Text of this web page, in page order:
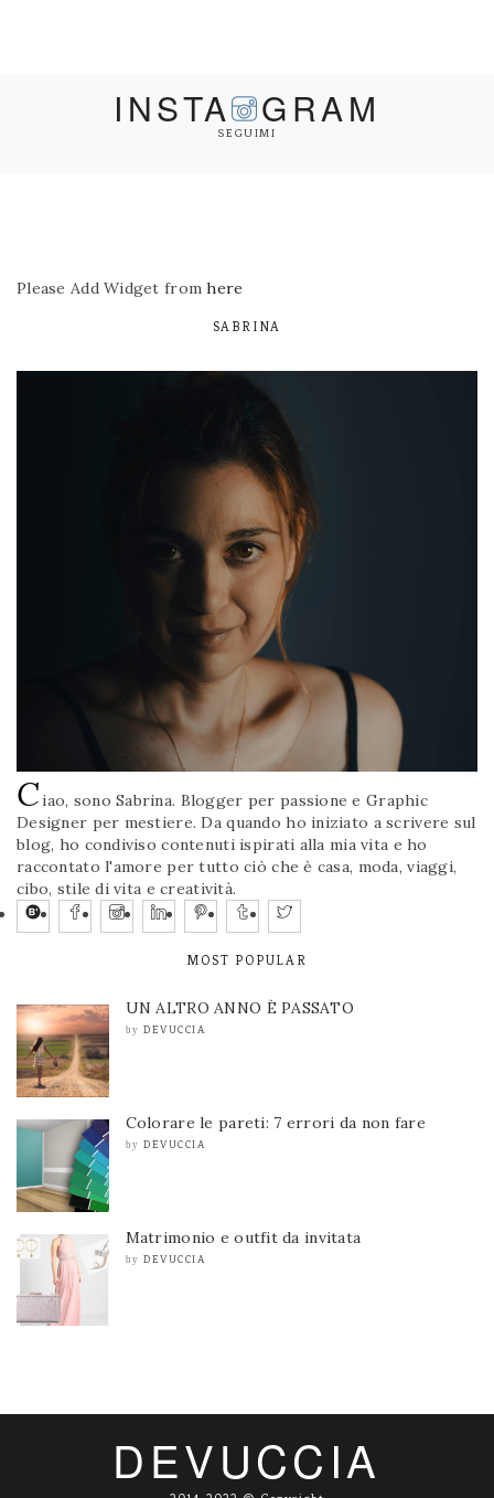
INSTA GRAM
SEGUIMI
Please Add Widget fromhere
SABRINA
Ciao, sono Sabrina. Blogger per passione e Graphic
Designer per mestiere. Da quando ho iniziato a scrivere sul
blog, ho condiviso contenuti ispirati alla mia vita e ho
raccontato l'amore per tutto ciò che è casa, moda, viaggi,
cibo, stile di vita e creatività.
MOST POPULAR
UN ALTRO ANNO È PASSATO
by DEVUCCIA
Colorare le pareti: 7 errori da non fare
by DEVUCCIA
Matrimonio e outfit da invitata
by DEVUCCIA
DEVUCCIA